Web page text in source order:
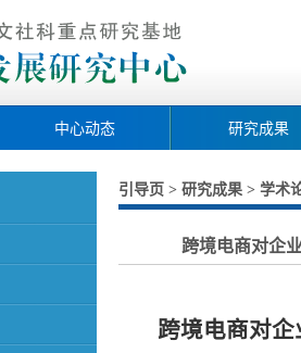
中心动态 研究成果
引导页 > 研究成果 > 学术
跨境电商对企
跨境电商对